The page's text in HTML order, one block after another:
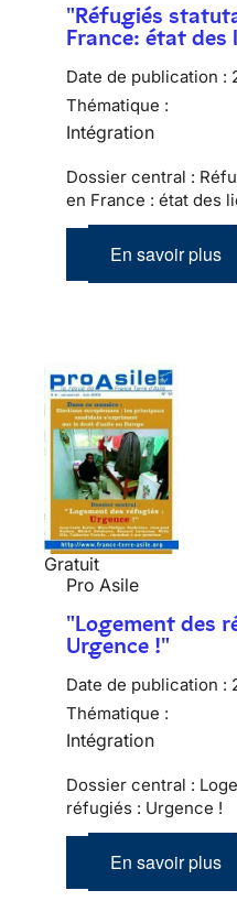
"Réfugiés
France: état des
Date de publication :
Thématique :
Intégration
Dossier central :
en France : état des
En savoir plus
Gratuit
Pro Asile
"Logement des
Urgence !"
Date de publication :
Thématique :
Intégration
Dossier central :
réfugiés : Urgence !
En savoir plus